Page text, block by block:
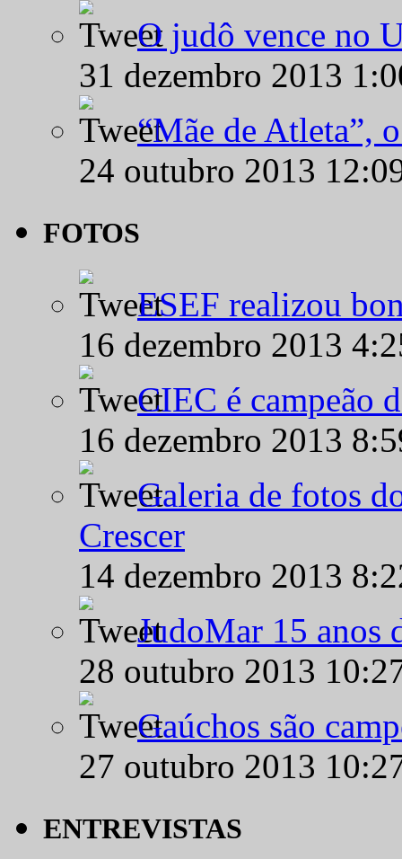
O judô vence no
31 dezembro 2013
“Mãe de Atleta”,
24 outubro 2013
FOTOS
ESEF realizou
16 dezembro 2013
CIEC é campeão
16 dezembro 2013
Galeria de fotos
Crescer
14 dezembro 2013
JudoMar 15 anos
28 outubro 2013
Gaúchos são
27 outubro 2013
ENTREVISTAS